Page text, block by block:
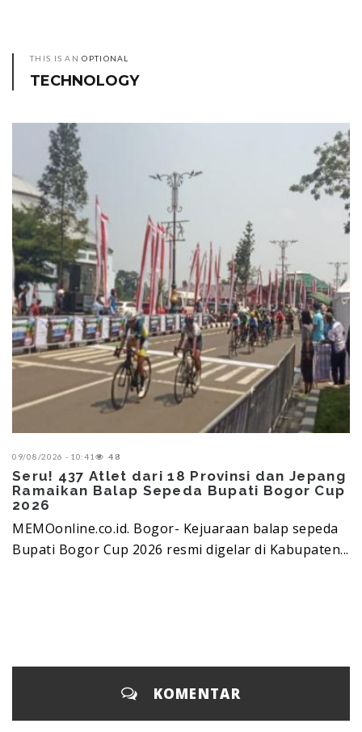
THIS IS ANOPTIONAL
TECHNOLOGY
09/08/2026 - 10:41 48
Seru! 437 Atlet dari 18 Provinsi dan Jepang
Ramaikan Balap Sepeda Bupati Bogor Cup
2026
MEMOonline.co.id. Bogor- Kejuaraan balap sepeda
Bupati Bogor Cup 2026 resmi digelar di Kabupaten...
KOMENTAR